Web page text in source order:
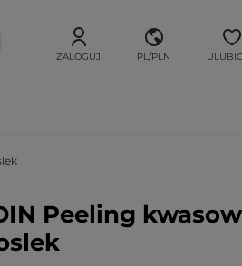
ZALOGUJ PL/PLN
Peeling